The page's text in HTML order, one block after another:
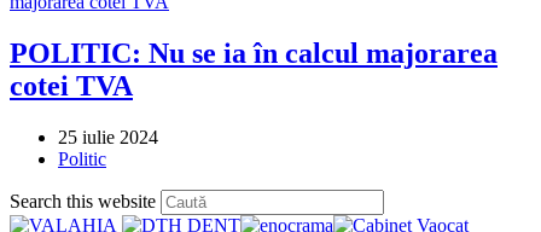
POLITIC: Nu se ia în calcul majorarea
cotei TVA
Post
published:
25 iulie 2024
Post
Politic
Search this website
Escape